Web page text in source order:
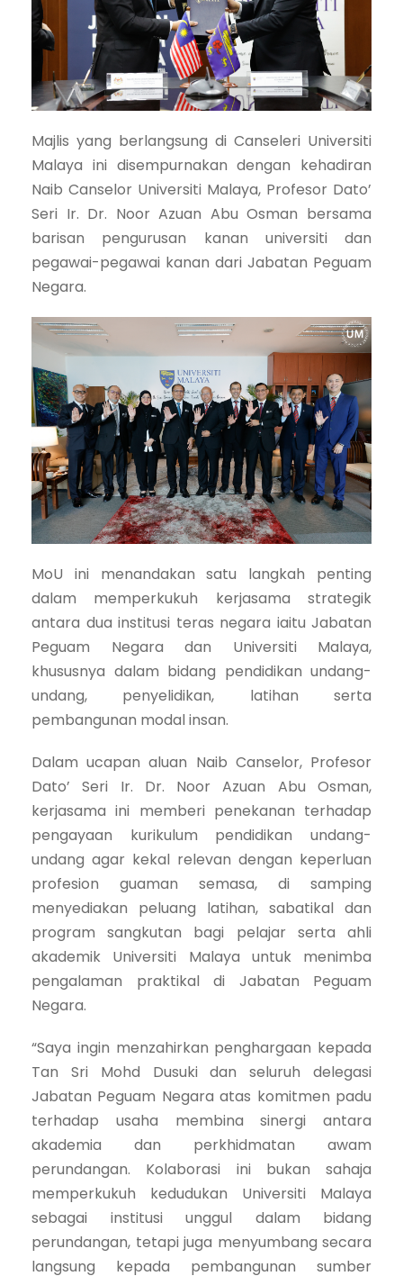
Majlis yang berlangsung di Canseleri Universiti
Malaya ini disempurnakan dengan kehadiran
Naib Canselor Universiti Malaya, Profesor Dato’
Seri Ir. Dr. Noor Azuan Abu Osman bersama
barisan pengurusan kanan universiti dan
pegawai-pegawai kanan dari Jabatan Peguam
Negara.
MoU ini menandakan satu langkah penting
dalam memperkukuh kerjasama strategik
antara dua institusi teras negara iaitu Jabatan
Peguam Negara dan Universiti Malaya,
khususnya dalam bidang pendidikan undang-
undang, penyelidikan, latihan serta
pembangunan modal insan.
Dalam ucapan aluan Naib Canselor, Profesor
Dato’ Seri Ir. Dr. Noor Azuan Abu Osman,
kerjasama ini memberi penekanan terhadap
pengayaan kurikulum pendidikan undang-
undang agar kekal relevan dengan keperluan
profesion guaman semasa, di samping
menyediakan peluang latihan, sabatikal dan
program sangkutan bagi pelajar serta ahli
akademik Universiti Malaya untuk menimba
pengalaman praktikal di Jabatan Peguam
Negara.
“Saya ingin menzahirkan penghargaan kepada
Tan Sri Mohd Dusuki dan seluruh delegasi
Jabatan Peguam Negara atas komitmen padu
terhadap usaha membina sinergi antara
akademia dan perkhidmatan awam
perundangan. Kolaborasi ini bukan sahaja
memperkukuh kedudukan Universiti Malaya
sebagai institusi unggul dalam bidang
perundangan, tetapi juga menyumbang secara
langsung kepada pembangunan sumber